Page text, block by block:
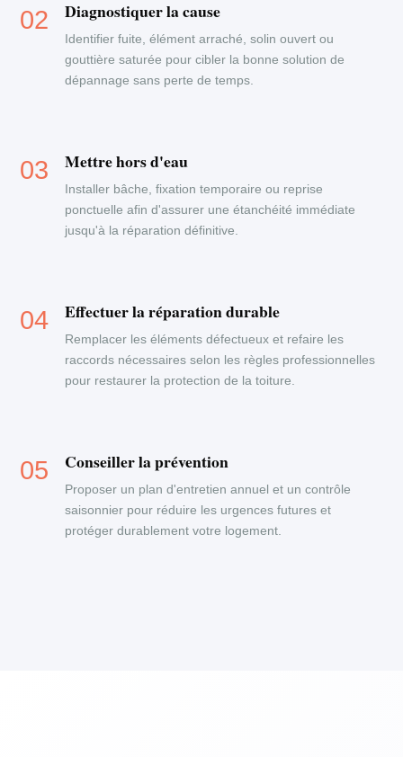
Diagnostiquer la cause
Identifier fuite, élément arraché, solin ouvert ou
gouttière saturée pour cibler la bonne solution de
dépannage sans perte de temps.
Mettre hors d'eau
Installer bâche, fixation temporaire ou reprise
ponctuelle afin d'assurer une étanchéité immédiate
jusqu'à la réparation définitive.
Effectuer la réparation durable
Remplacer les éléments défectueux et refaire les
raccords nécessaires selon les règles professionnelles
pour restaurer la protection de la toiture.
Conseiller la prévention
Proposer un plan d'entretien annuel et un contrôle
saisonnier pour réduire les urgences futures et
protéger durablement votre logement.